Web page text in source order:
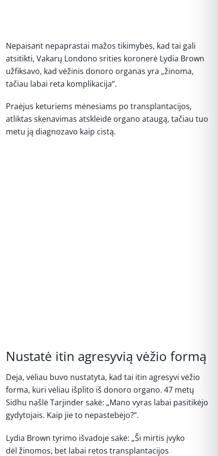
Nepaisant nepaprastai mažos tikimybės, kad tai gali
atsitikti, Vakarų Londono srities koronerė Lydia Brown
užfiksavo, kad vėžinis donoro organas yra „žinoma,
tačiau labai reta komplikacija“.
Praėjus keturiems mėnesiams po transplantacijos,
atliktas skenavimas atskleidė organo ataugą, tačiau tuo
metu ją diagnozavo kaip cistą.
Nustatė itin agresyvią vėžio formą
Deja, vėliau buvo nustatyta, kad tai itin agresyvi vėžio
forma, kuri vėliau išplito iš donoro organo. 47 metų
Sidhu našlė Tarjinder sakė: „Mano vyras labai pasitikėjo
gydytojais. Kaip jie to nepastebėjo?“.
Lydia Brown tyrimo išvadoje sakė: „Ši mirtis įvyko
dėl žinomos, bet labai retos transplantacijos